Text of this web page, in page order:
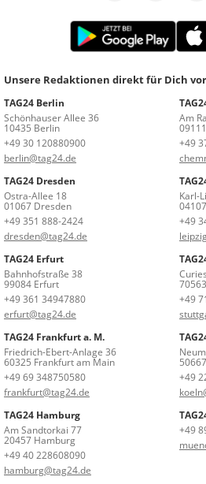
Unsere Redaktionen direkt für Dich
TAG24 Berlin
Schönhauser Allee 36
10435 Berlin
+49 30 120880900
berlin@tag24.de
Am
+49
TAG24 Dresden
Ostra-Allee 18
01067 Dresden
+49 351 888-2424
dresden@tag24.de
Karl-
+49
TAG24 Erfurt
Bahnhofstraße 38
99084 Erfurt
+49 361 34947880
erfurt@tag24.de
+49
TAG24 Frankfurt a. M.
Friedrich-Ebert-Anlage 36
60325 Frankfurt am Main
+49 69 348750580
frankfurt@tag24.de
+49
TAG24 Hamburg
Am Sandtorkai 77
20457 Hamburg
+49 40 228608090
hamburg@tag24.de
+49